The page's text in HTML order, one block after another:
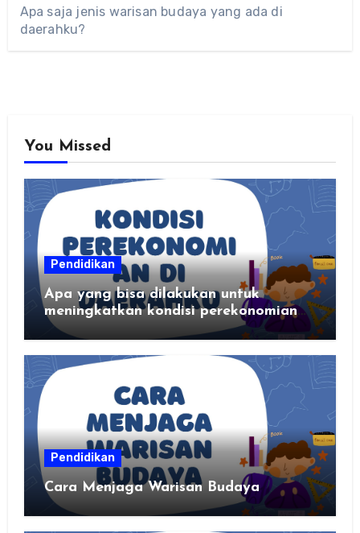
Apa saja jenis warisan budaya yang ada di
daerahku?
You Missed
Pendidikan
Apa yang bisa dilakukan untuk
meningkatkan kondisi perekonomian
daerahku?
Pendidikan
Cara Menjaga Warisan Budaya